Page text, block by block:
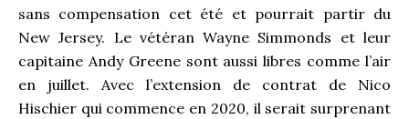
sans compensation cet été et pourrait partir du
New Jersey. Le vétéran Wayne Simmonds et leur
capitaine Andy Greene sont aussi libres comme l’air
en juillet. Avec l’extension de contrat de Nico
Hischier qui commence en 2020, il serait surprenant